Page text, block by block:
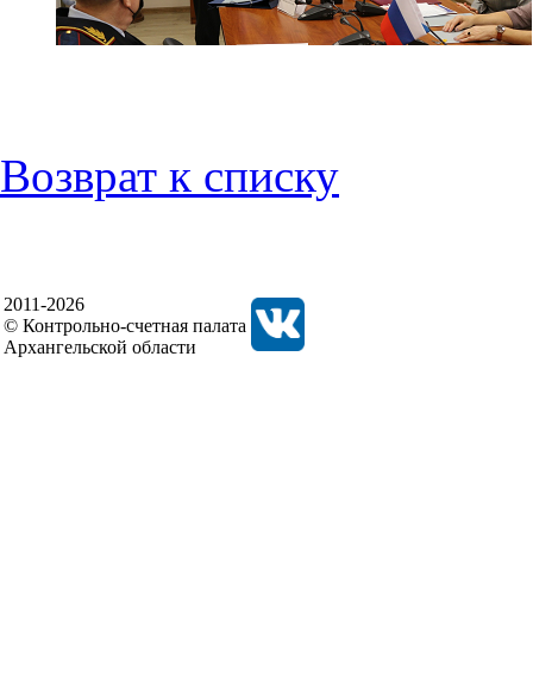
Возврат к списку
2011-2026
© Контрольно-счетная палата
Архангельской области